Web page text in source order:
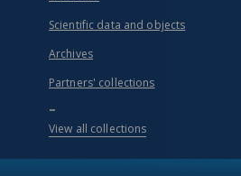
Scientific data and objects
Archives
Partners' collections
...
View all collections